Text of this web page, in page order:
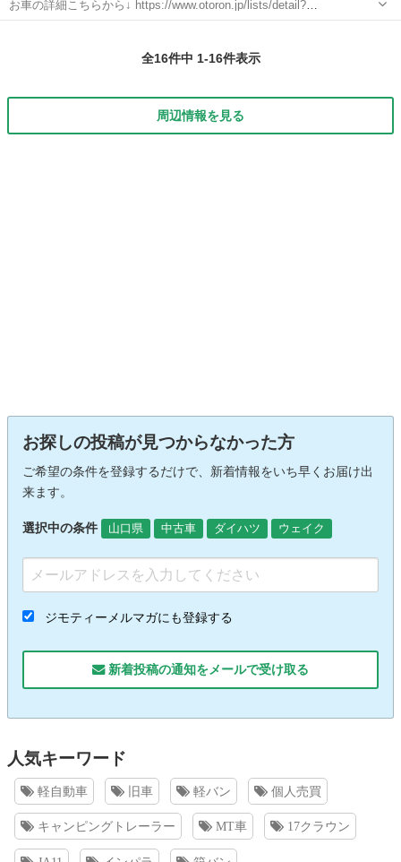
お車の詳細こちらから↓ https://www.otoron.jp/lists/detail?
carno=046584 来店不要で全国対応中🗾(※沖縄/北海道/離島除く) 携帯
全16件中 1-16件表示
周辺情報を見る
お探しの投稿が見つからなかった方
ご希望の条件を登録するだけで、新着情報をいち早くお届け出
来ます。
選択中の条件 山口県 中古車 ダイハツ ウェイク
ジモティーメルマガにも登録する
新着投稿の通知をメールで受け取る
人気キーワード
軽自動車 旧車 軽バン 個人売買
キャンピングトレーラー MT車 17クラウン